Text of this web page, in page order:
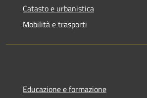
Catasto e urbanistica
Mobilità e trasporti
Educazione e formazione